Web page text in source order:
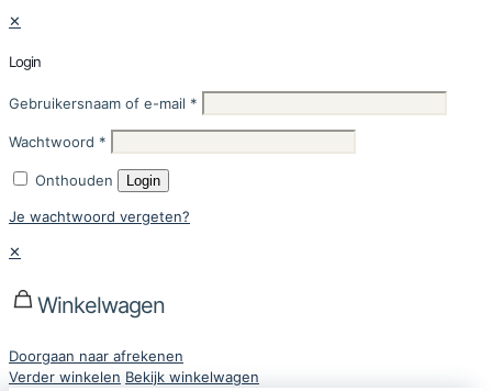
✕
Login
Gebruikersnaam of e-mail *
Wachtwoord *
Onthouden Login
Je wachtwoord vergeten?
✕
Winkelwagen
Doorgaan naar afrekenen
Verder winkelen Bekijk winkelwagen